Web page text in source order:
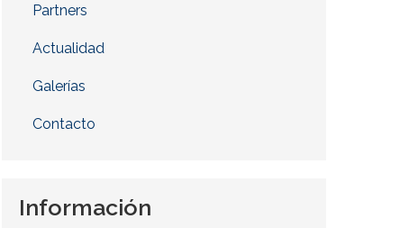
Partners
Actualidad
Galerías
Contacto
Información